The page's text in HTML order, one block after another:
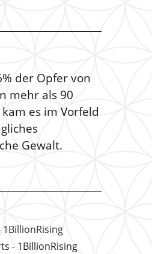
der Opfer von
mehr als 90
es im Vorfeld
Gewalt.
- 1BillionRising